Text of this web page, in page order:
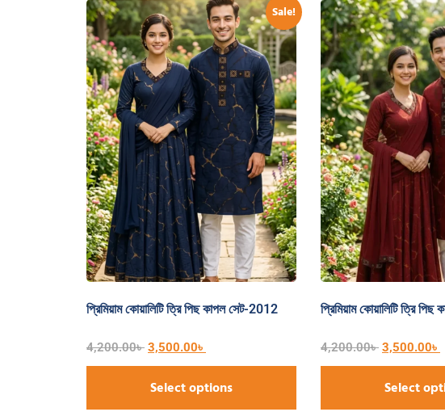
Sale!
প্রিমিয়াম কোয়ালিটি ত্রি পিছ কাপল সেট-2012
4,200.00৳ 3,500.00৳
Select options
প্রিমিয়াম কোয়ালিটি ত্রি
4,200.00৳ 3,500.00৳
Select